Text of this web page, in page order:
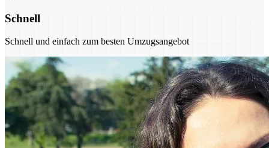
Schnell
Schnell und einfach zum besten Umzugsangebot